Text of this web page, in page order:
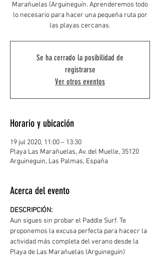
Marañuelas (Arguineguín. Aprenderemos todo
lo necesario para hacer una pequeña ruta por
las playas cercanas.
Se ha cerrado la posibilidad de
registrarse
Ver otros eventos
Horario y ubicación
19 jul 2020, 11:00 – 13:30
Playa Las Marañuelas, Av. del Muelle, 35120
Arguineguin, Las Palmas, España
Acerca del evento
DESCRIPCIÓN:
Aun sigues sin probar el Paddle Surf. Te
proponemos la excusa perfecta para hacecr la
actividad más completa del verano desde la
Playa de Las Marañuelas (Arguineguín)